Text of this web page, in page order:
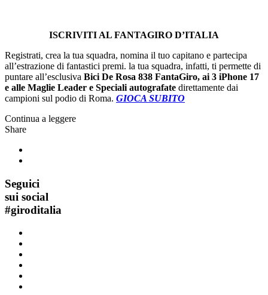
ISCRIVITI AL FANTAGIRO D’ITALIA
Registrati, crea la tua squadra, nomina il tuo capitano e partecipa
all’estrazione di fantastici premi. la tua squadra, infatti, ti permette di
puntare all’esclusiva Bici De Rosa 838 FantaGiro, ai 3 iPhone 17
e alle Maglie Leader e Speciali autografate direttamente dai
campioni sul podio di Roma. GIOCA SUBITO
Continua a leggere
Share
Seguici
sui social
#giroditalia